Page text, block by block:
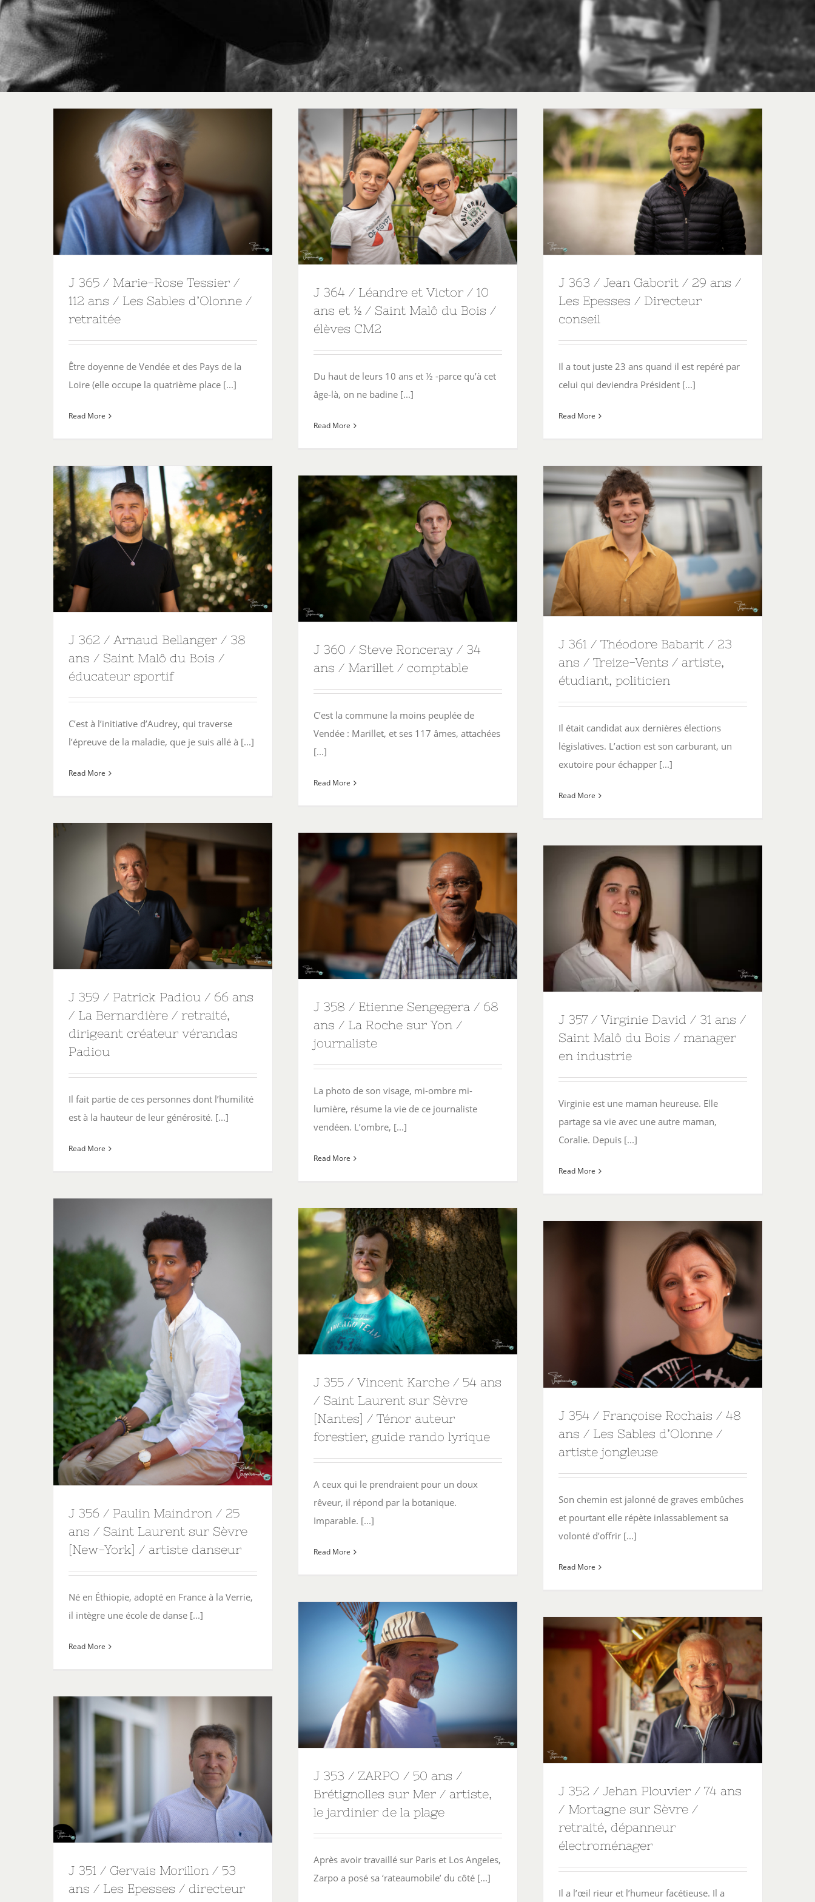
J 365 / Marie-Rose Tessier /
112 ans / Les Sables d’Olonne /
retraitée
Être doyenne de Vendée et des Pays de la
Loire (elle occupe la quatrième place [...]
Read More
J 364 / Léandre et Victor / 10
ans et ½ / Saint Malô du Bois /
élèves CM2
Du haut de leurs 10 ans et ½ -parce qu’à cet
âge-là, on ne badine [...]
Read More
J 363 / Jean Gaborit / 29 ans /
Les Epesses / Directeur
conseil
Il a tout juste 23 ans quand il est repéré par
celui qui deviendra Président [...]
Read More
J 362 / Arnaud Bellanger / 38
ans / Saint Malô du Bois /
éducateur sportif
C’est à l’initiative d’Audrey, qui traverse
l’épreuve de la maladie, que je suis allé à [...]
Read More
J 361 / Théodore Babarit / 23
ans / Treize-Vents / artiste,
étudiant, politicien
Il était candidat aux dernières élections
législatives. L’action est son carburant, un
exutoire pour échapper [...]
Read More
J 360 / Steve Ronceray / 34
ans / Marillet / comptable
C’est la commune la moins peuplée de
Vendée : Marillet, et ses 117 âmes, attachées
[...]
Read More
J 359 / Patrick Padiou / 66 ans
/ La Bernardière / retraité,
dirigeant créateur vérandas
Padiou
Il fait partie de ces personnes dont l’humilité
est à la hauteur de leur générosité. [...]
Read More
J 358 / Etienne Sengegera / 68
ans / La Roche sur Yon /
journaliste
La photo de son visage, mi-ombre mi-
lumière, résume la vie de ce journaliste
vendéen. L’ombre, [...]
Read More
J 357 / Virginie David / 31 ans /
Saint Malô du Bois / manager
en industrie
Virginie est une maman heureuse. Elle
partage sa vie avec une autre maman,
Coralie. Depuis [...]
Read More
J 356 / Paulin Maindron / 25
ans / Saint Laurent sur Sèvre
[New-York] / artiste danseur
Né en Éthiopie, adopté en France à la Verrie,
il intègre une école de danse [...]
Read More
J 355 / Vincent Karche / 54 ans
/ Saint Laurent sur Sèvre
[Nantes] / Ténor auteur
forestier, guide rando lyrique
A ceux qui le prendraient pour un doux
rêveur, il répond par la botanique.
Imparable. [...]
Read More
J 354 / Françoise Rochais / 48
ans / Les Sables d’Olonne /
artiste jongleuse
Son chemin est jalonné de graves embûches
et pourtant elle répète inlassablement sa
volonté d’offrir [...]
Read More
J 353 / ZARPO / 50 ans /
Brétignolles sur Mer / artiste,
le jardinier de la plage
Après avoir travaillé sur Paris et Los Angeles,
Zarpo a posé sa ‘rateaumobile’ du côté [...]
J 352 / Jehan Plouvier / 74 ans
/ Mortagne sur Sèvre /
retraité, dépanneur
électroménager
Il a l’œil rieur et l’humeur facétieuse. Il a
J 351 / Gervais Morillon / 53
ans / Les Epesses / directeur